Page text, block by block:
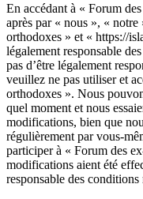
En accédant à « Forum
après par « nous », «
orthodoxes » et « https://
légalement responsable
pas d’être légalement
veuillez ne pas utiliser et
orthodoxes ». Nous
quel moment et nous
modifications, bien que
régulièrement par vous-
participer à « Forum des
modifications aient été
responsable des